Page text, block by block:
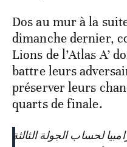
Dos au mur à la
dimanche dernier,
Lions de l’Atlas A’
battre leurs
préserver leurs
quarts de finale.
لحساب الجولة الثالثة